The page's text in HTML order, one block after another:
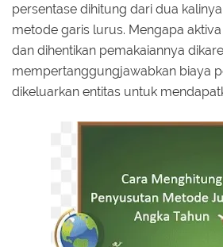
persentase dihitung dari dua
metode garis lurus. Mengapa
dan dihentikan pemakaiannya
mempertanggungjawabkan biaya
dikeluarkan entitas untuk